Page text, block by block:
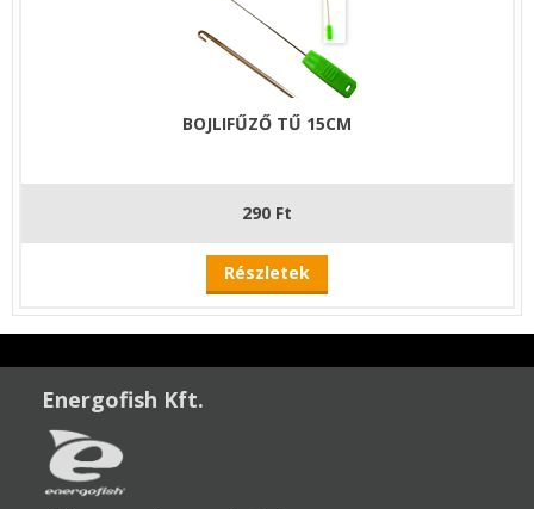
BOJLIFŰZŐ TŰ 15CM
290 Ft
Részletek
Energofish Kft.